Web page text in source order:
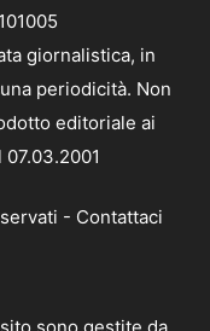
giornalistica, in
periodicità. Non
editoriale ai
- Contattaci